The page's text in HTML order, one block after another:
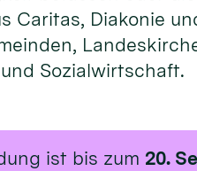
Caritas, Diakonie
Sozialwirtschaft.
ist bis zum 20.